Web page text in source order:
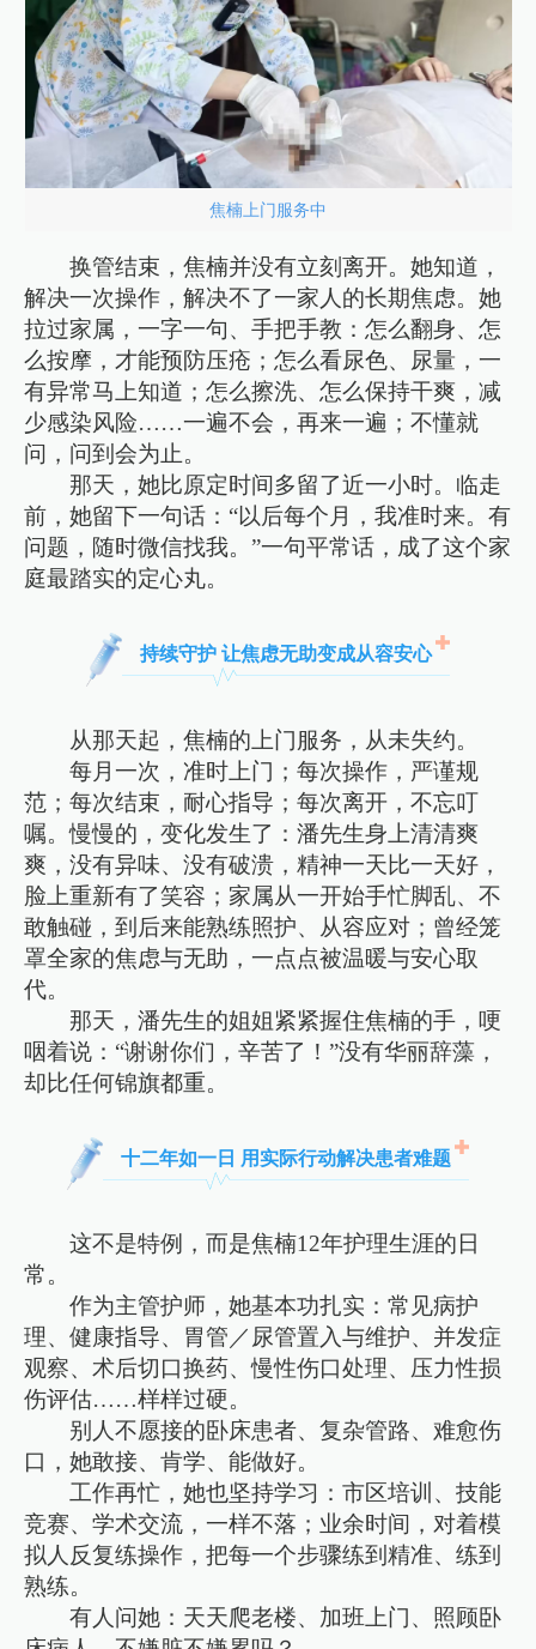
焦楠上门服务中
换管结束，焦楠并没有立刻离开。她知道，
解决一次操作，解决不了一家人的长期焦虑。她
拉过家属，一字一句、手把手教：怎么翻身、怎
么按摩，才能预防压疮；怎么看尿色、尿量，一
有异常马上知道；怎么擦洗、怎么保持干爽，减
少感染风险……一遍不会，再来一遍；不懂就
问，问到会为止。
那天，她比原定时间多留了近一小时。临走
前，她留下一句话：“以后每个月，我准时来。有
问题，随时微信找我。”一句平常话，成了这个家
庭最踏实的定心丸。
持续守护 让焦虑无助变成从容安心
从那天起，焦楠的上门服务，从未失约。
每月一次，准时上门；每次操作，严谨规
范；每次结束，耐心指导；每次离开，不忘叮
嘱。慢慢的，变化发生了：潘先生身上清清爽
爽，没有异味、没有破溃，精神一天比一天好，
脸上重新有了笑容；家属从一开始手忙脚乱、不
敢触碰，到后来能熟练照护、从容应对；曾经笼
罩全家的焦虑与无助，一点点被温暖与安心取
代。
那天，潘先生的姐姐紧紧握住焦楠的手，哽
咽着说：“谢谢你们，辛苦了！”没有华丽辞藻，
却比任何锦旗都重。
十二年如一日 用实际行动解决患者难题
这不是特例，而是焦楠12年护理生涯的日
常。
作为主管护师，她基本功扎实：常见病护
理、健康指导、胃管／尿管置入与维护、并发症
观察、术后切口换药、慢性伤口处理、压力性损
伤评估……样样过硬。
别人不愿接的卧床患者、复杂管路、难愈伤
口，她敢接、肯学、能做好。
工作再忙，她也坚持学习：市区培训、技能
竞赛、学术交流，一样不落；业余时间，对着模
拟人反复练操作，把每一个步骤练到精准、练到
熟练。
有人问她：天天爬老楼、加班上门、照顾卧